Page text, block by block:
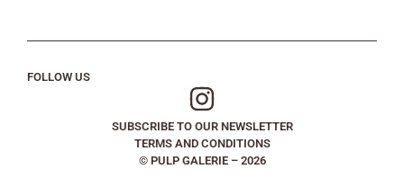
© PULP GALERIE – 2026
TERMS AND CONDITIONS
SUBSCRIBE TO OUR NEWSLETTER
FOLLOW US